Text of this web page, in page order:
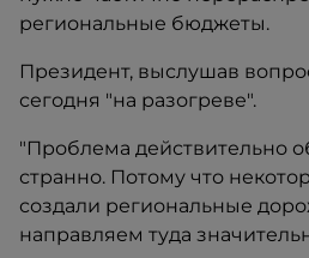
региональные бюджеты.
Президент, выслушав
сегодня "на разогреве".
"Проблема действительно
странно. Потому что
создали региональные
направляем туда